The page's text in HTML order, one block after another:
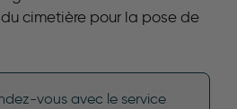
cimetière pour la pose de
vous avec le service